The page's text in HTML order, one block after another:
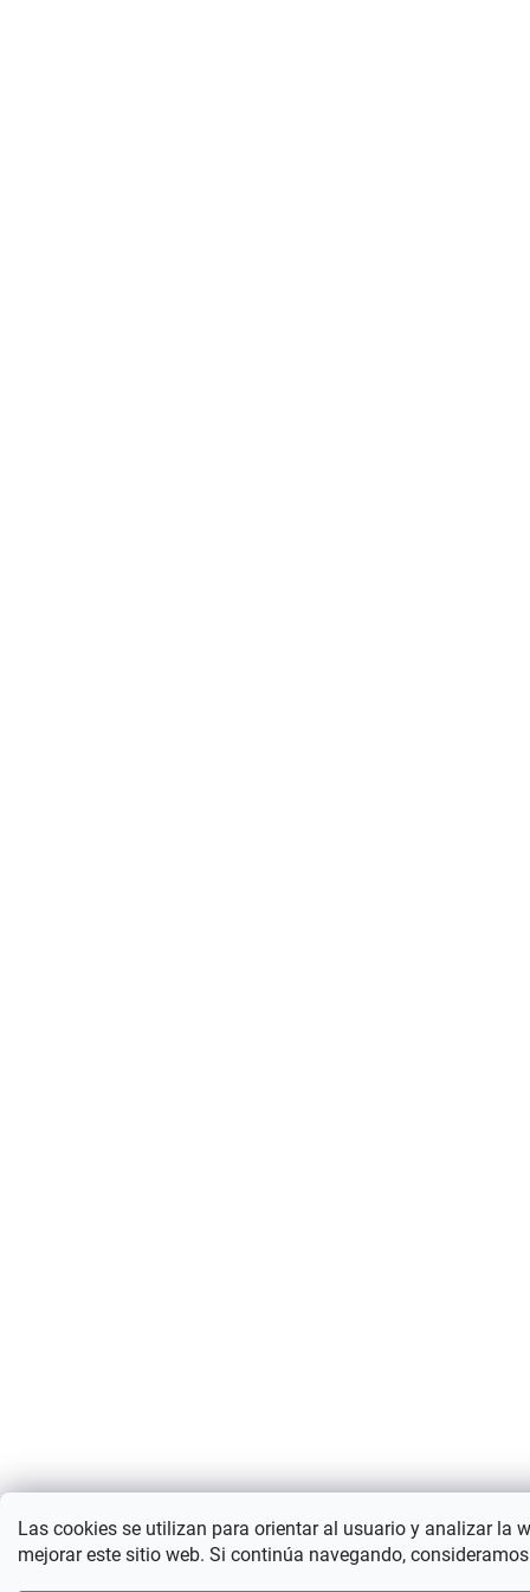
Las cookies se utilizan para orientar al usuario y analizar la
mejorar este sitio web. Si continúa navegando,